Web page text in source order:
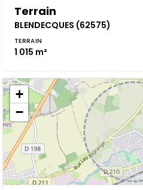
Terrain
BLENDECQUES (62575)
TERRAIN
1 015 m²
+
−